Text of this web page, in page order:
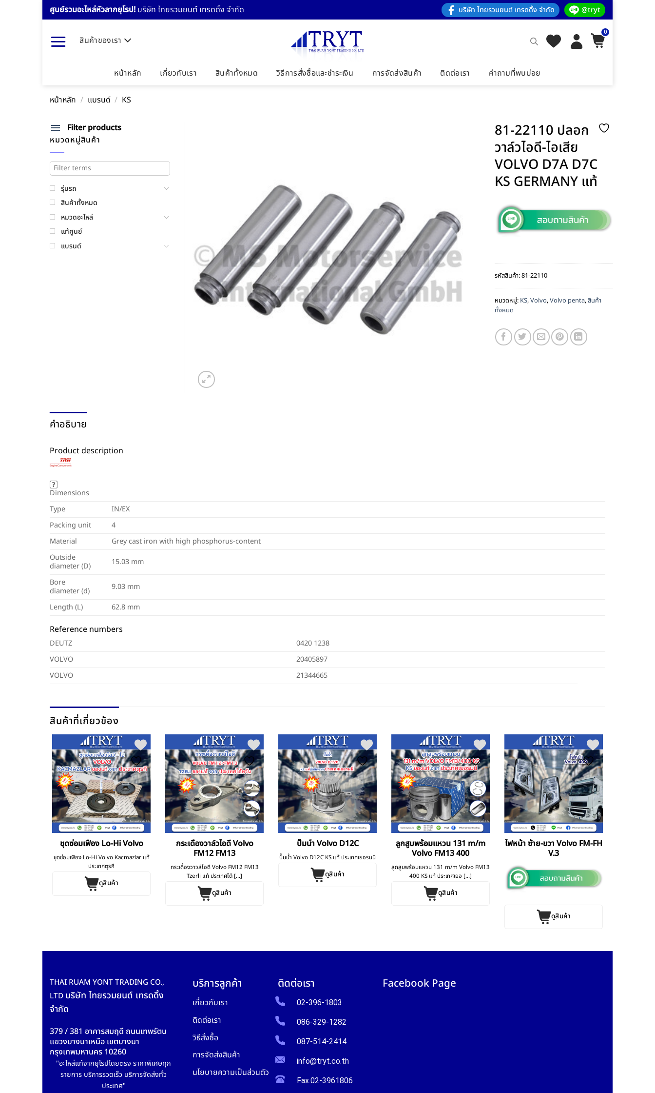
Skip
to
ศูนย์รวมอะไหล่หัวลากยุโรป! บริษัท ไทยรวมยนต์ เทรดดิ้ง จำกัด บริษัท ไทยรวมยนต์ เทรดดิ้ง จำกัด @tryt
สินค้าของเรา
0
หน้าหลัก เกี่ยวกับเรา สินค้าทั้งหมด วิธีการสั่งซื้อและชำระเงิน การจัดส่งสินค้า ติดต่อเรา คำถามที่พบบ่อย
หน้าหลัก / แบรนด์ / KS
81-22110 ปลอก
วาล์วไอดี-ไอเสีย
VOLVO D7A D7C
KS GERMANY แท้
รหัสสินค้า:81-22110
หมวดหมู่: KS,Volvo,Volvo penta,สินค้า
ทั้งหมด
Filter products
หมวดหมู่สินค้า
รุ่นรถ
สินค้าทั้งหมด
หมวดอะไหล่
แท้ศูนย์
แบรนด์
คำอธิบาย
Product description
Dimensions
Type
IN/EX
Packing unit
4
Material
Grey cast iron with high phosphorus-content
Outside
diameter (D)
15.03 mm
Bore
diameter (d)
9.03 mm
Length (L)
62.8 mm
Reference numbers
DEUTZ
0420 1238
VOLVO
20405897
VOLVO
21344665
สินค้าที่เกี่ยวข้อง
ชุดซ่อมเฟือง Lo-Hi Volvo
ชุดซ่อมเฟือง Lo-Hi Volvo Kacmazlar แท้
ประเทศตุรกี
ดูสินค้า
กระเดื่องวาล์วไอดี Volvo
FM12 FM13
กระเดื่องวาวล์ไอดี Volvo FM12 FM13
Tzerli แท้ ประเทศไต้ [...]
ดูสินค้า
ปั๊มน้ำ Volvo D12C
ปั๊มน้ำ Volvo D12C KS แท้ ประเทศเยอรมนี
ดูสินค้า
ลูกสูบพร้อมแหวน 131 m/m
Volvo FM13 400
ลูกสูบพร้อมแหวน 131 m/m Volvo FM13
400 KS แท้ ประเทศเยอ [...]
ดูสินค้า
ไฟหน้า ซ้าย-ขวา Volvo FM-FH
V.3
ดูสินค้า
THAI RUAM YONT TRADING CO.,
LTD บริษัท ไทยรวมยนต์ เทรดดิ้ง
จำกัด
379 / 381 อาคารสมฤดี ถนนเทพรัตน
แขวงบางนาเหนือ เขตบางนา
กรุงเทพมหานคร 10260
"อะไหล่แท้จากยุโรปโดยตรง ราคาพิเศษทุก
รายการ บริการรวดเร็ว บริการจัดส่งทั่ว
ประเทศ"
บริการลูกค้า
เกี่ยวกับเรา
ติดต่อเรา
วิธีสั่งซื้อ
การจัดส่งสินค้า
นโยบายความเป็นส่วนตัว
ติดต่อเรา
02-396-1803
086-329-1282
087-514-2414
info@tryt.co.th
Fax.02-3961806
Facebook Page